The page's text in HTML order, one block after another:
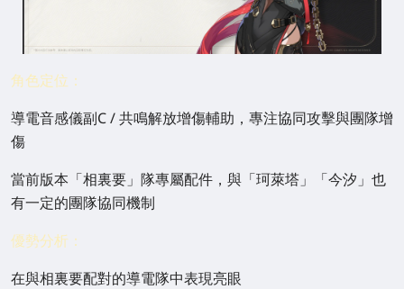
角色定位：
導電音感儀副C / 共鳴解放增傷輔助，專注協同攻擊與團隊增
傷
當前版本「相裏要」隊專屬配件，與「珂萊塔」「今汐」也
有一定的團隊協同機制
優勢分析：
在與相裏要配對的導電隊中表現亮眼